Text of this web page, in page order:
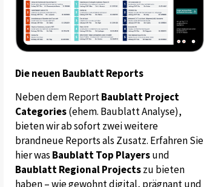
Die neuen Baublatt Reports
Neben dem ReportBaublatt Project
Categories(ehem. Baublatt Analyse),
bieten wir ab sofort zwei weitere
brandneue Reports als Zusatz. Erfahren Sie
hier was Baublatt Top Playersund
Baublatt Regional Projectszu bieten
haben – wie gewohnt digital, prägnant und